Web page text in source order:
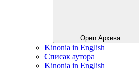
Open Архива
Kinonia in English
Списак аутора
Kinonia in English